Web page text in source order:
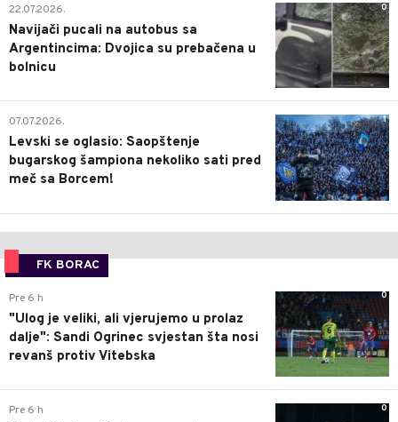
0
22.07.2026.
Navijači pucali na autobus sa
Argentincima: Dvojica su prebačena u
bolnicu
1
07.07.2026.
Levski se oglasio: Saopštenje
bugarskog šampiona nekoliko sati pred
meč sa Borcem!
FK BORAC
0
Pre 6 h
"Ulog je veliki, ali vjerujemo u prolaz
dalje": Sandi Ogrinec svjestan šta nosi
revanš protiv Vitebska
0
Pre 6 h